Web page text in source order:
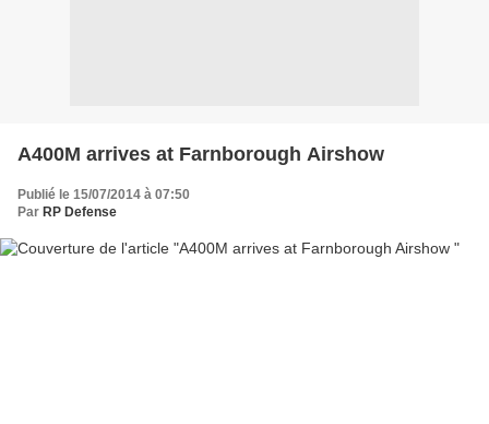
A400M arrives at Farnborough Airshow
Publié le 15/07/2014 à 07:50
Par RP Defense